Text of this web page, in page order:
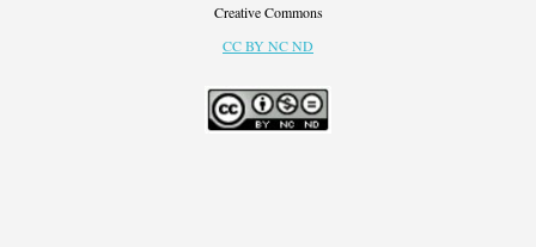
Creative Commons
CC BY NC ND